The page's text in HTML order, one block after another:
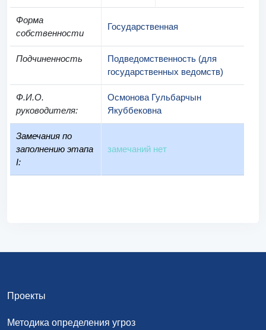
Форма
собственности
Государственная
Подчиненность
Подведомственность (для
государственных ведомств)
Ф.И.О.
руководителя:
Осмонова Гульбарчын
Якуббековна
Замечания по
заполнению этапа
I:
замечаний нет
Проекты
Методика определения угроз